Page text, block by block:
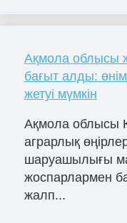
Ақмола облысы
бағыт алды:
жетуі мүмкін
Ақмола облысы
аграрлық
шаруашылығы
жоспарлармен
жалп...